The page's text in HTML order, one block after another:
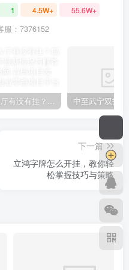
1 4.5W+ 55.6W+
服：7376152
海蓝大厅有没有挂？揭秘2026年最新情况与解答
下一篇
立鸿字牌怎么开挂，教你轻
松掌握技巧与策略